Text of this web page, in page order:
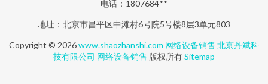
电话：1807684**
地址：北京市昌平区中滩村6号院5号楼8层3单元803
Copyright © 2026www.shaozhanshi.com 网络设备销售 北京丹斌科
技有限公司 网络设备销售 版权所有Sitemap